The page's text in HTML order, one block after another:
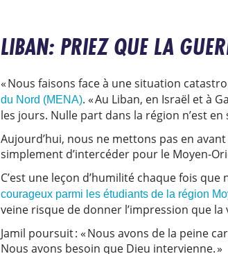
LIBAN: PRIEZ QUE LA
« Nous faisons face à une situation
du Nord (MENA). « Au Liban, en Israël et à
les jours. Nulle part dans la région n’est en
Aujourd’hui, nous ne mettons pas en
simplement d’intercéder pour le Moyen-
C’est une leçon d’humilité chaque fois que
courageux parmi les étudiants de la région
veine risque de donner l’impression que la
Jamil poursuit : « Nous avons de la peine
Nous avons besoin que Dieu intervienne. »